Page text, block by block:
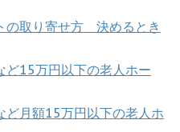
取り寄せ方 決めるとき
ど15万円以下の老人ホー
ど月額15万円以下の老人ホ